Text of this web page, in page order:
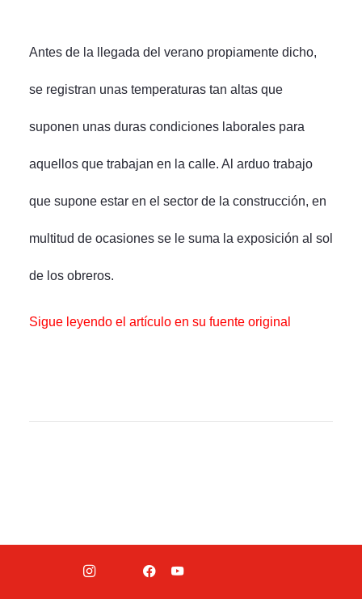
Antes de la llegada del verano propiamente dicho,
se registran unas temperaturas tan altas que
suponen unas duras condiciones laborales para
aquellos que trabajan en la calle. Al arduo trabajo
que supone estar en el sector de la construcción, en
multitud de ocasiones se le suma la exposición al sol
de los obreros.
Sigue leyendo el artículo en su fuente original